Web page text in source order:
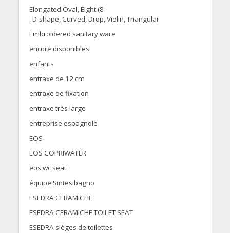
Elongated Oval, Eight (8
, D-shape, Curved, Drop, Violin, Triangular
Embroidered sanitary ware
encore disponibles
enfants
entraxe de 12 cm
entraxe de fixation
entraxe très large
entreprise espagnole
EOS
EOS COPRIWATER
eos wc seat
équipe Sintesibagno
ESEDRA CERAMICHE
ESEDRA CERAMICHE TOILET SEAT
ESEDRA sièges de toilettes